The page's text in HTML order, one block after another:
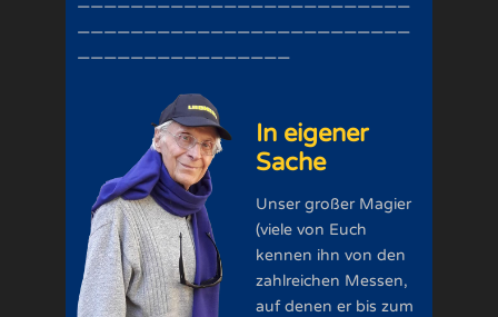
—————————————————————————
—————————————————————————
————————————————
In eigener
Sache
Unser großer Magier
(viele von Euch
kennen ihn von den
zahlreichen Messen,
auf denen er bis zum